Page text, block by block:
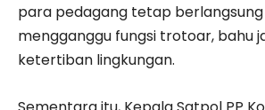
para pedagang tetap
mengganggu fungsi trotoar, bahu
ketertiban lingkungan.